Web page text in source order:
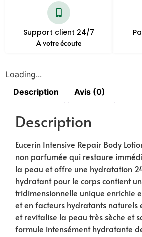
Support client 24/7
A votre écoute
Loading...
Description
Avis (0)
Description
Eucerin Intensive Repair Body
non parfumée qui restaure
la peau et offre une hydratation
hydratant pour le corps contient
tridimensionnelle unique enrichie
et en facteurs hydratants naturels
et revitalise la peau très sèche et
formule intensément hydratante